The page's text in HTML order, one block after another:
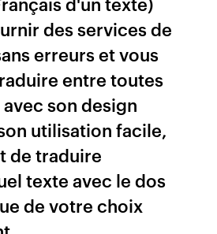
des services de
erreurs et vous
entre toutes
son design
utilisation facile,
de traduire
texte avec le dos
de votre choix